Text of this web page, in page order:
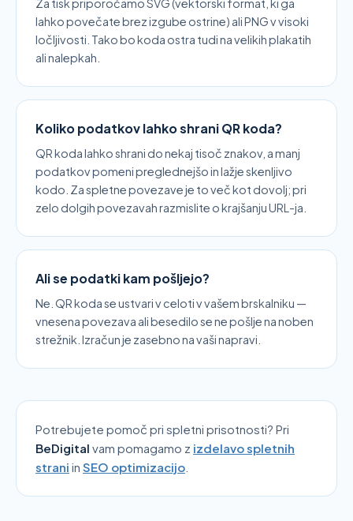
Za tisk priporočamo SVG (vektorski format, ki ga
lahko povečate brez izgube ostrine) ali PNG v visoki
ločljivosti. Tako bo koda ostra tudi na velikih plakatih
ali nalepkah.
Koliko podatkov lahko shrani QR koda?
QR koda lahko shrani do nekaj tisoč znakov, a manj
podatkov pomeni preglednejšo in lažje skenljivo
kodo. Za spletne povezave je to več kot dovolj; pri
zelo dolgih povezavah razmislite o krajšanju URL-ja.
Ali se podatki kam pošljejo?
Ne. QR koda se ustvari v celoti v vašem brskalniku —
vnesena povezava ali besedilo se ne pošlje na noben
strežnik. Izračun je zasebno na vaši napravi.
Potrebujete pomoč pri spletni prisotnosti? Pri
BeDigital vam pomagamo z izdelavo spletnih
strani in SEO optimizacijo